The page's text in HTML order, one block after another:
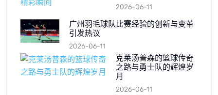
2026-06-11
广州羽毛球队比赛经验的创新与变革
引发热议
2026-06-11
克莱汤普森的篮球传奇
之路与勇士队的辉煌岁
月
2026-06-11